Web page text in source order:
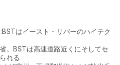
はイースト・リバーのハイテク
。BSTは高速道路近くにそしてセ
れる